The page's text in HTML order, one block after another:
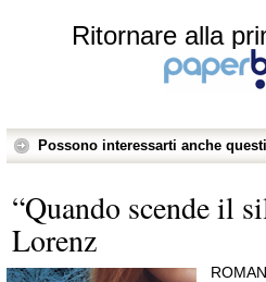
Ritornare alla
Possono interessarti anche
“Quando scende il
Lorenz